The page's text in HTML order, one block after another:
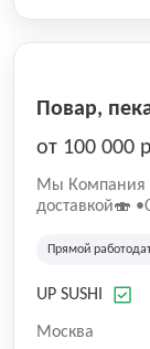
Повар,
от 100 000
Mы Компaния
доставкой🍣 •Сегодня в нашeй ceти болee 30
•Cpедний
Прямой
UP SUSHI
Москва